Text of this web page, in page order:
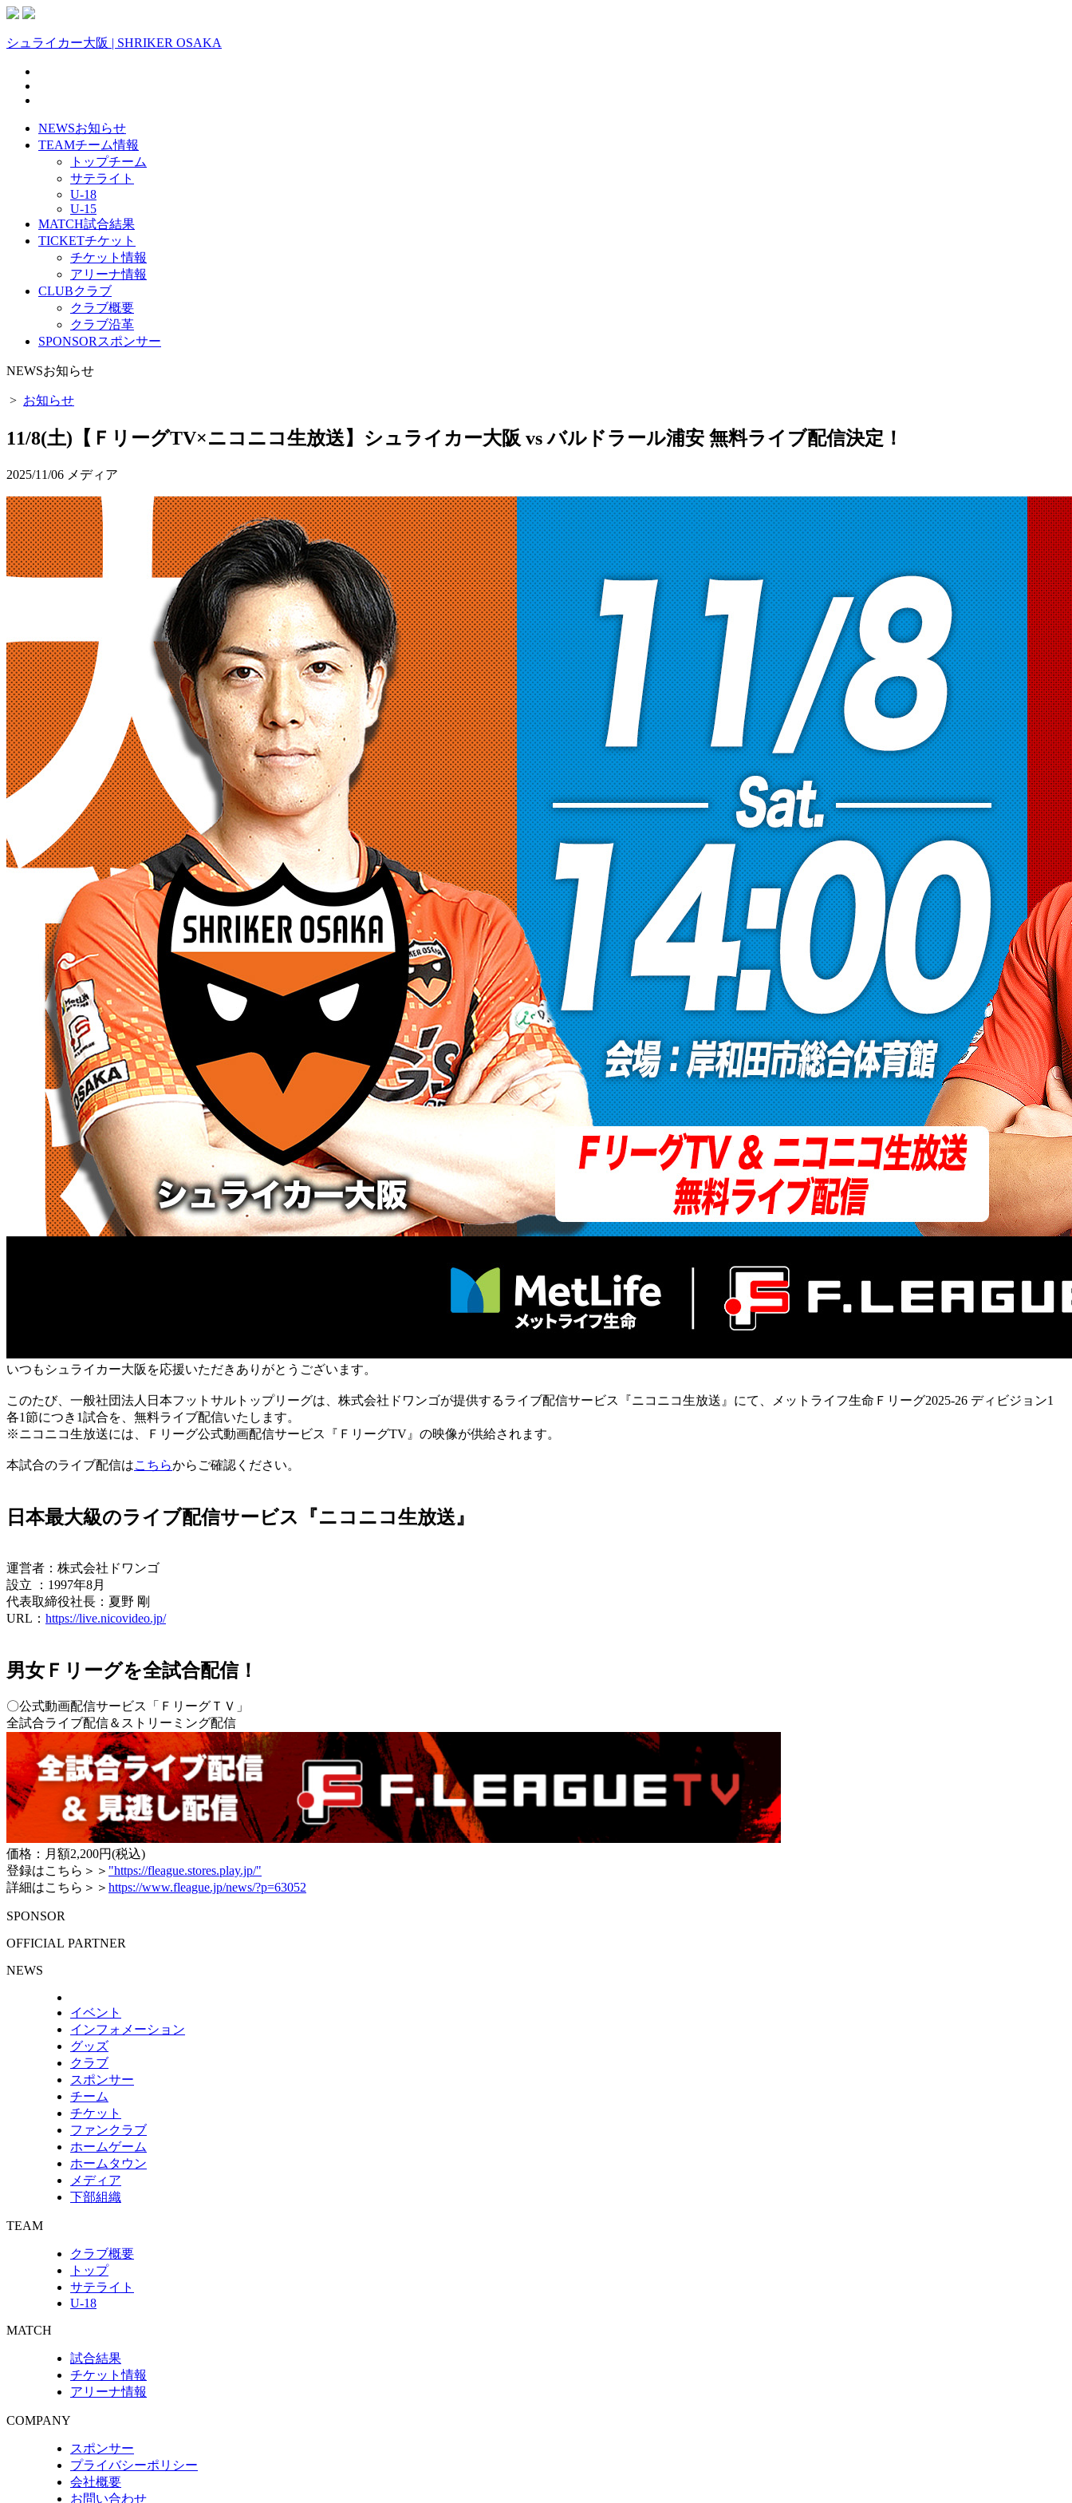
シュライカー大阪 | SHRIKER OSAKA
NEWSお知らせ
TEAMチーム情報
トップチーム
サテライト
U-18
U-15
MATCH試合結果
TICKETチケット
チケット情報
アリーナ情報
CLUBクラブ
クラブ概要
クラブ沿革
SPONSOR スポンサー
NEWSお知らせ
> お知らせ
11/8(土)【ＦリーグTV×ニコニコ生放送】シュライカー大阪 vs バルドラール浦安 無料ライブ配信決定！
2025/11/06 メディア
いつもシュライカー大阪を応援いただきありがとうございます。
このたび、一般社団法人日本フットサルトップリーグは、株式会社ドワンゴが提供するライブ配信サービス『ニコニコ生放送』にて、メットライフ生命Ｆリーグ2025-26 ディビジョン1
各1節につき1試合を、無料ライブ配信いたします。
※ニコニコ生放送には、Ｆリーグ公式動画配信サービス『ＦリーグTV』の映像が供給されます。
本試合のライブ配信はこちらからご確認ください。
日本最大級のライブ配信サービス『ニコニコ生放送』
運営者：株式会社ドワンゴ
設立 ：1997年8月
代表取締役社長：夏野 剛
URL： https://live.nicovideo.jp/
男女Ｆリーグを全試合配信！
〇公式動画配信サービス「ＦリーグＴＶ」
全試合ライブ配信＆ストリーミング配信
価格：月額2,200円(税込)
登録はこちら＞＞ "https://fleague.stores.play.jp/"
詳細はこちら＞＞ https://www.fleague.jp/news/?p=63052
SPONSOR
OFFICIAL PARTNER
NEWS
イベント
インフォメーション
グッズ
クラブ
スポンサー
チーム
チケット
ファンクラブ
ホームゲーム
ホームタウン
メディア
下部組織
TEAM
クラブ概要
トップ
サテライト
U-18
MATCH
試合結果
チケット情報
アリーナ情報
COMPANY
スポンサー
プライバシーポリシー
会社概要
お問い合わせ